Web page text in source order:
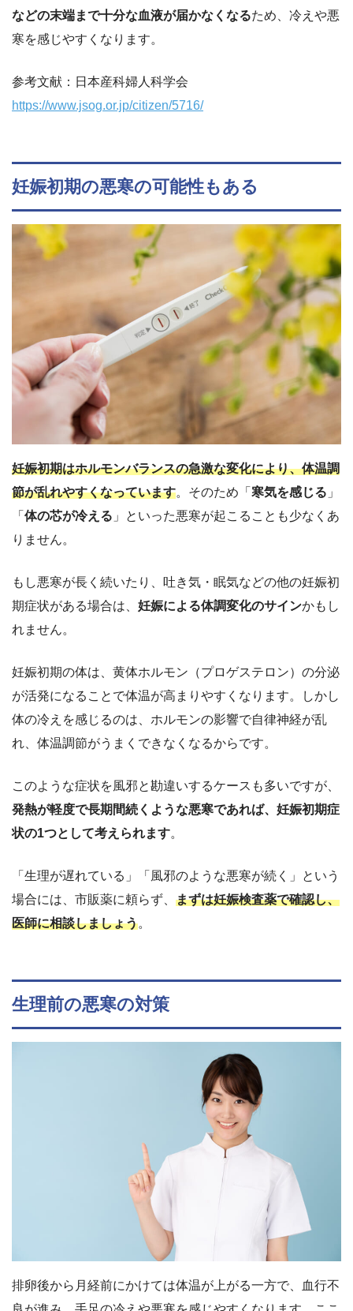
などの末端まで十分な血液が届かなくなるため、冷えや悪
寒を感じやすくなります。
参考文献：日本産科婦人科学会
https://www.jsog.or.jp/citizen/5716/
妊娠初期の悪寒の可能性もある
妊娠初期はホルモンバランスの急激な変化により、体温調
節が乱れやすくなっています。そのため「 寒気を感じる 」
「 体の芯が冷える 」といった悪寒が起こることも少なくあ
りません。
もし悪寒が長く続いたり、吐き気・眠気などの他の妊娠初
期症状がある場合は、 妊娠による体調変化のサインかもし
れません。
妊娠初期の体は、黄体ホルモン（プロゲステロン）の分泌
が活発になることで体温が高まりやすくなります。しかし
体の冷えを感じるのは、ホルモンの影響で自律神経が乱
れ、体温調節がうまくできなくなるからです。
このような症状を風邪と勘違いするケースも多いですが、
発熱が軽度で長期間続くような悪寒であれば、妊娠初期症
状の1つとして考えられます。
「生理が遅れている」「風邪のような悪寒が続く」という
場合には、市販薬に頼らず、 まずは妊娠検査薬で確認し、
医師に相談しましょう。
生理前の悪寒の対策
排卵後から月経前にかけては体温が上がる一方で、血行不